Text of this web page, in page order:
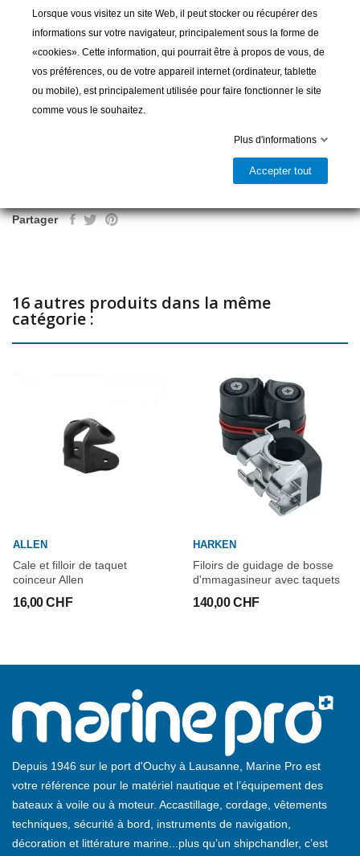
indispensable pour un réglage fin du point d'écoute et du
cunningham sur les Laser.
Hauteur au-dessus du taquet : 11 mm
Longueur : 58 mm
Largeur 28 mm
A partir de : 5,00 CHF
Partager
16 autres produits dans la même
catégorie :
ALLEN
Cale et filloir de taquet
coinceur Allen
16,00 CHF
HARKEN
Filoirs de guidage de bosse
d'mmagasineur avec taquets
140,00 CHF
Depuis 1946 sur le port d'Ouchy à Lausanne, Marine Pro est
votre référence pour le matériel nautique et l’équipement des
bateaux à voile ou à moteur. Accastillage, cordage, vêtements
techniques, sécurité à bord, instruments de navigation,
décoration et littérature marine...plus qu’un shipchandler, c’est
Lorsque vous visitez un site Web, il peut stocker ou récupérer des
informations sur votre navigateur, principalement sous la forme de
«cookies». Cette information, qui pourrait être à propos de vous, de
vos préférences, ou de votre appareil internet (ordinateur, tablette
ou mobile), est principalement utilisée pour faire fonctionner le site
comme vous le souhaitez.
Plus d'informations
Accepter tout